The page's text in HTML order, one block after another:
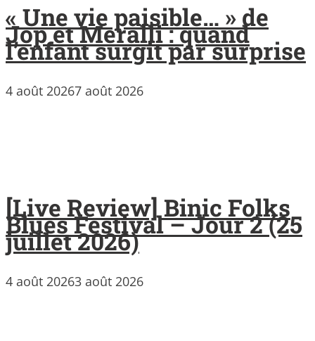
« Une vie paisible… » de
Jop et Meralli : quand
l’enfant surgit par surprise
4 août 20267 août 2026
[Live Review] Binic Folks
Blues Festival – Jour 2 (25
juillet 2026)
4 août 20263 août 2026